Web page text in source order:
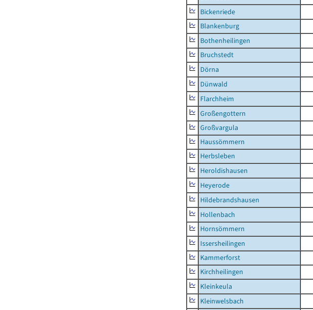
Bickenriede
Blankenburg
Bothenheilingen
Bruchstedt
Dörna
Dünwald
Flarchheim
Großengottern
Großvargula
Haussömmern
Herbsleben
Heroldishausen
Heyerode
Hildebrandshausen
Hollenbach
Hornsömmern
Issersheilingen
Kammerforst
Kirchheilingen
Kleinkeula
Kleinwelsbach